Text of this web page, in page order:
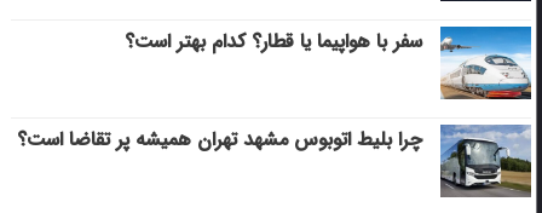
سفر با هواپیما یا قطار؟ کدام بهتر است؟
چرا بلیط اتوبوس مشهد تهران همیشه پر تقاضا است؟